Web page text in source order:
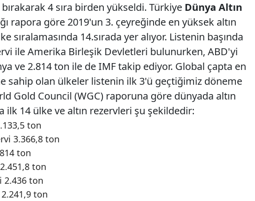
4 sıra birden yükseldi. Türkiye Dünya Altın
rapora göre 2019'un 3. çeyreğinde en yüksek altın
sıralamasında 14.sırada yer alıyor. Listenin başında
ile Amerika Birleşik Devletleri bulunurken, ABD'yi
ve 2.814 ton ile de IMF takip ediyor. Global çapta en
sahip olan ülkeler listenin ilk 3'ü geçtiğimiz döneme
Gold Council (WGC) raporuna göre dünyada altın
ilk 14 ülke ve altın rezervleri şu şekildedir:
ton
3.366,8 ton
ton
ton
2.436 ton
ton